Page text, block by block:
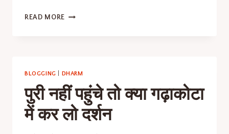
READ MORE
BLOGGING DHARM
पुरी नहीं पहुंचे तो क्या गढ़ाकोटा
में कर लो दर्शन